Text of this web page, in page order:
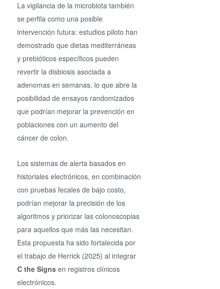
La vigilancia de la microbiota también
se perfila como una posible
intervención futura: estudios piloto han
demostrado que dietas mediterráneas
y prebióticos específicos pueden
revertir la disbiosis asociada a
adenomas en semanas, lo que abre la
posibilidad de ensayos randomizados
que podrían mejorar la prevención en
poblaciones con un aumento del
cáncer de colon.
Los sistemas de alerta basados en
historiales electrónicos, en combinación
con pruebas fecales de bajo costo,
podrían mejorar la precisión de los
algoritmos y priorizar las colonoscopias
para aquellos que más las necesitan.
Esta propuesta ha sido fortalecida por
el trabajo de Herrick (2025) al integrar
C the Signs en registros clínicos
electrónicos.